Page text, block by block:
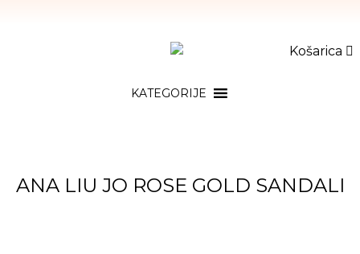
Košarica
KATEGORIJE
ANA LIU JO ROSE GOLD SANDALI